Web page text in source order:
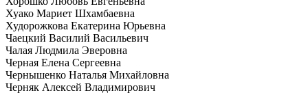
Хуако Мариет Шхамбаевна
Худорожкова Екатерина Юрьевна
Чаецкий Василий Васильевич
Чалая Людмила Эверовна
Черная Елена Сергеевна
Чернышенко Наталья Михайловна
Черняк Алексей Владимирович